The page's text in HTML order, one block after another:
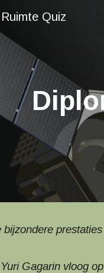
Skip to
Quiz
Gagarin vloog